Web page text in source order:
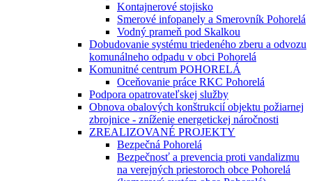
Kontajnerové stojisko
Smerové infopanely a Smerovník Pohorelá
Vodný prameň pod Skalkou
Dobudovanie systému triedeného zberu a odvozu
komunálneho odpadu v obci Pohorelá
Komunitné centrum POHORELÁ
Oceňovanie práce RKC Pohorelá
Podpora opatrovateľskej služby
Obnova obalových konštrukcií objektu požiarnej
zbrojnice - zníženie energetickej náročnosti
ZREALIZOVANÉ PROJEKTY
Bezpečná Pohorelá
Bezpečnosť a prevencia proti vandalizmu
na verejných priestoroch obce Pohorelá